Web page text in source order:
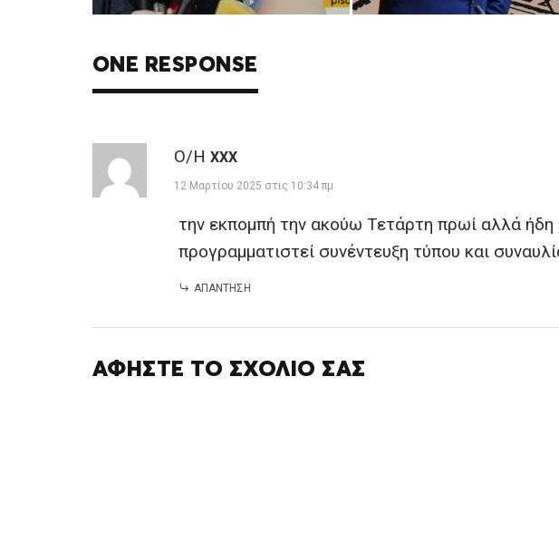
ONE RESPONSE
Ο/Η XXX
12 Μαρτίου 2025 στις 10:34 πμ
την εκπομπή την ακούω Τετάρτη πρωί αλλά ήδη
προγραμματιστεί συνέντευξη τύπου και
ΑΠΆΝΤΗΣΗ
ΑΦΉΣΤΕ ΤΟ ΣΧΌΛΙΌ ΣΑΣ